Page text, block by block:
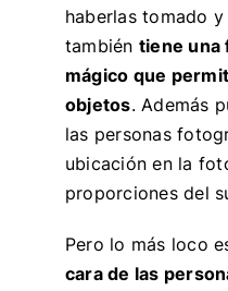
haberlas tomado
también tiene una
mágico que
objetos. Además
las personas
ubicación en la
proporciones del
Pero lo más loco
cara de las